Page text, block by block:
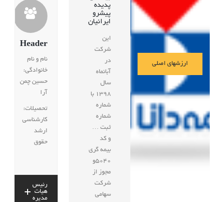
ارزشهای اصلی
پدیده
پیشرو
ایرانیان
این
شرکت
در
آبانماه
سال
1398 با
شماره
شماره
ثبت …
و کد
بیمه گری
5040و
مجوز از
شرکت
سهامی
Header
نام و نام
خانوادگی:
حسین چمن
آرا
تحصیلات:
کارشناسی
ارشد
حقوق
رئیس
هیات
مدیره